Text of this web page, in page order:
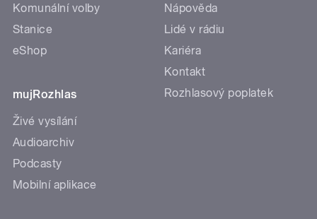
Komunální volby
Stanice
eShop
mujRozhlas
Živé vysílání
Audioarchiv
Podcasty
Mobilní aplikace
Nápověda
Lidé v rádiu
Kariéra
Kontakt
Rozhlasový poplatek